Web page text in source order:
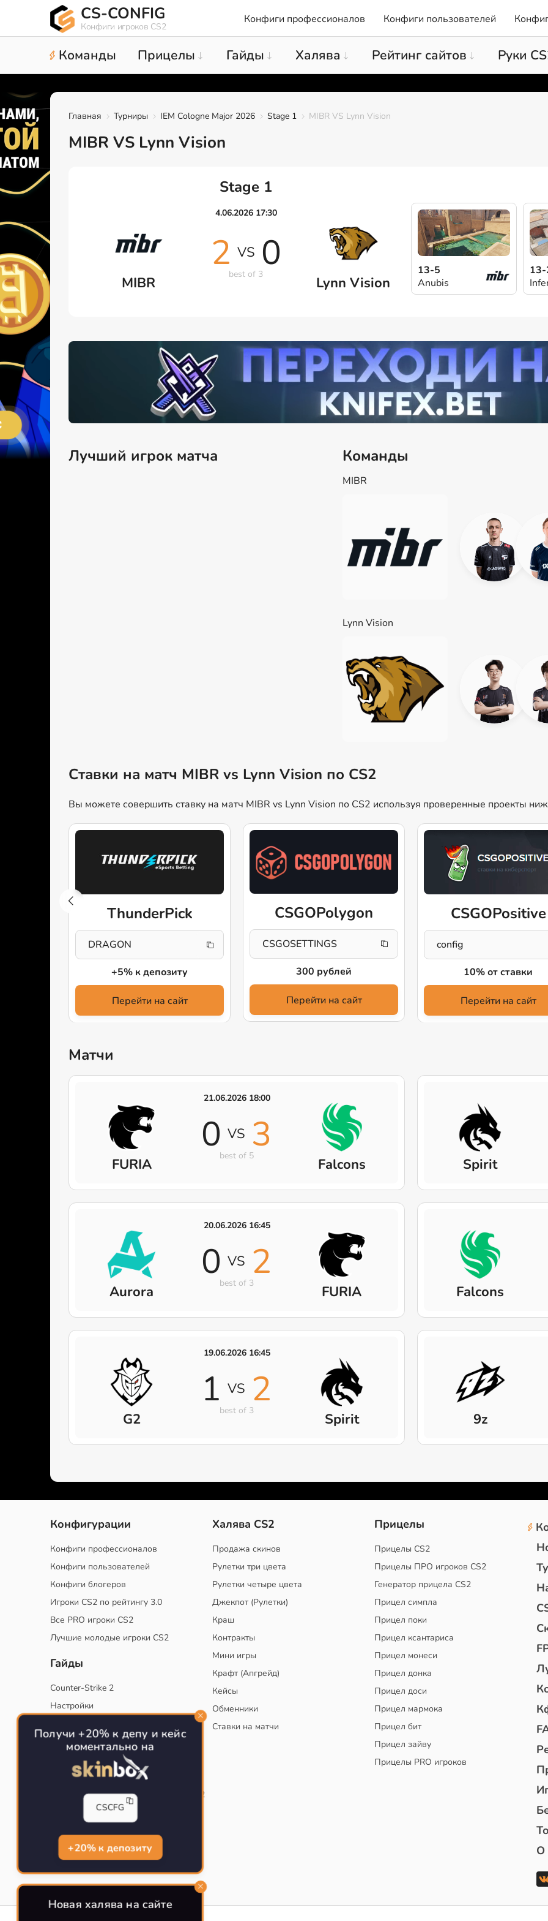
CS-CONFIG
Конфиги игроков CS2
Конфиги профессионалов Конфиги пользователей
Команды Прицелы Гайды Халява Рейтинг сайтов Руки
Главная Турниры IEM Cologne Major 2026 Stage 1 MIBR VS Lynn Vision
MIBR VS Lynn Vision
Stage 1
4.06.2026 17:30
MIBR
2 VS 0
best of 3 Lynn Vision
13-5
Anubis
Лучший игрок матча Команды
MIBR
Lynn Vision
Ставки на матч MIBR vs Lynn Vision по CS2
Вы можете совершить ставку на матч MIBR vs Lynn Vision по CS2 используя проверенные проекты
ThunderPick
DRAGON
+5% к депозиту
Перейти на сайт
CSGOPolygon
CSGOSETTINGS
300 рублей
Перейти на сайт
CSGOPositive
config
10% от ставки
Перейти на сайт
Матчи
21.06.2026 18:00
FURIA
0 VS 3
best of 5 Falcons Spirit
20.06.2026 16:45
Aurora
0 VS 2
best of 3 FURIA Falcons
19.06.2026 16:45
G2
1 VS 2
best of 3 Spirit 9z
Конфигурации
Конфиги профессионалов
Конфиги пользователей
Конфиги блогеров
Игроки CS2 по рейтингу 3.0
Все PRO игроки CS2
Лучшие молодые игроки CS2
Гайды
Counter-Strike 2
Настройки
Тактики
Конфиг для тренировок в CS
Как сохранить свой конфиг CS
Инста смоки на карте de_mirage в CS2
Рабочий бинд на Jumpthrow
Халява CS2
Продажа скинов
Рулетки три цвета
Рулетки четыре цвета
Джекпот (Рулетки)
Краш
Контракты
Мини игры
Крафт (Апгрейд)
Кейсы
Обменники
Ставки на матчи
Прицелы
Прицелы CS2
Прицелы ПРО игроков CS2
Генератор прицела CS2
Прицел симпла
Прицел поки
Прицел ксантариса
Прицел монеси
Прицел донка
Прицел доси
Прицел мармока
Прицел бит
Прицел зайву
Прицелы PRO игроков
О
Получи +20% к депу и кейс
моментально на
CSCFG
+20% к депозиту
Новая халява на сайте